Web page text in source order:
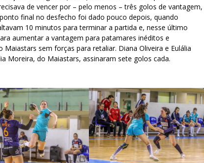
de vencer por – pelo menos – três golos de vantagem,
final no desfecho foi dado pouco depois, quando
10 minutos para terminar a partida e, nesse último
aumentar a vantagem para patamares inéditos e
sem forças para retaliar. Diana Oliveira e Eulália
Moreira, do Maiastars, assinaram sete golos cada.